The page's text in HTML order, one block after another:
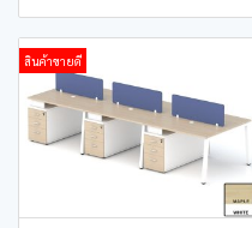
สินค้าขายดี